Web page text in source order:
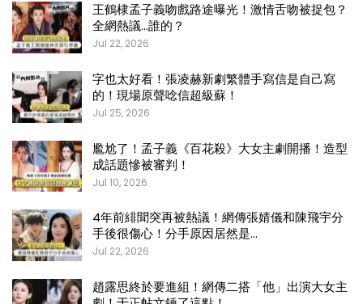
王鶴棣孟子義吻戲路途曝光！激情舌吻被捉包？
全網熱議…誰的？
Jul 22, 2026
字也太好看！張凌赫新劇繁體手寫信是自己寫
的！現場原聲唸信超級蘇！
Jul 25, 2026
尷尬了！孟子義《百花殺》大女主劇開播！造型
成話題慘被審判！
Jul 10, 2026
4年前緋聞突再被熱議！網傳張婧儀和陳飛宇分
手後很傷心！分手原因居然是…
Jul 22, 2026
趙露思終於要進組！網傳二搭「他」出演大女主